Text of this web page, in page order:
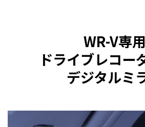
WR-V専用
ドライブレコー
デジタルミ